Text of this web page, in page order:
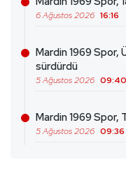
6 Ağustos 2026 16:16
Mardin 1969 Spor,
sürdürdü
5 Ağustos 2026 09:40
Mardin 1969 Spor,
5 Ağustos 2026 09:36